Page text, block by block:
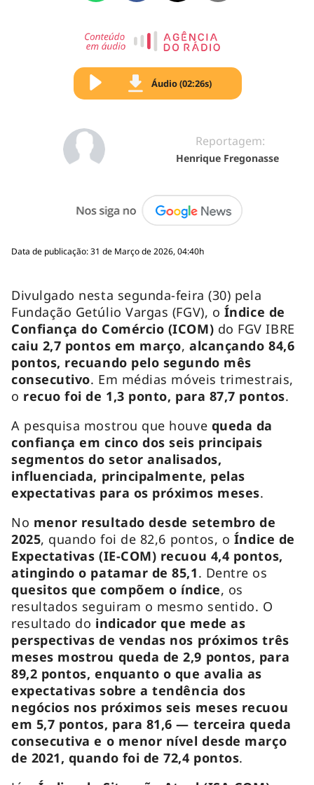
Áudio (02:26s)
Reportagem:
Henrique Fregonasse
Data de publicação: 31 de Março de 2026, 04:40h
Divulgado nesta segunda-feira (30) pela
Fundação Getúlio Vargas (FGV), o Índice de
Confiança do Comércio (ICOM) do FGV IBRE
caiu 2,7 pontos em março,alcançando 84,6
pontos, recuando pelo segundo mês
consecutivo. Em médias móveis trimestrais,
o recuo foi de 1,3 ponto, para 87,7 pontos.
A pesquisa mostrou que houve queda da
confiança em cinco dos seis principais
segmentos do setor analisados,
influenciada, principalmente, pelas
expectativas para os próximos meses.
No menor resultado desde setembro de
2025, quando foi de 82,6 pontos, o Índice de
Expectativas (IE-COM) recuou 4,4 pontos,
atingindo o patamar de 85,1. Dentre os
quesitos que compõem o índice, os
resultados seguiram o mesmo sentido. O
resultado do indicador que mede as
perspectivas de vendas nos próximos três
meses mostrou queda de 2,9 pontos, para
89,2 pontos, enquanto o que avalia as
expectativas sobre a tendência dos
negócios nos próximos seis meses recuou
em 5,7 pontos, para 81,6 — terceira queda
consecutiva e o menor nível desde março
de 2021, quando foi de 72,4 pontos.